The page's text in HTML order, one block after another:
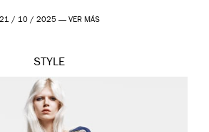
21 / 10 / 2025 — VER MÁS
STYLE